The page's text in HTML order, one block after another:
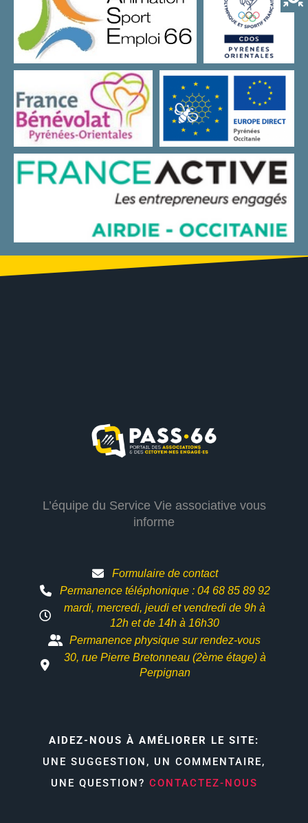
L’équipe du Service Vie associative vous
informe
Formulaire de contact
Permanence téléphonique : 04 68 85 89 92
mardi, mercredi, jeudi et vendredi de 9h à
12h etde 14h à 16h30
Permanence physique sur rendez-vous
30, rue Pierre Bretonneau (2ème étage) à
Perpignan
AIDEZ-NOUS À AMÉLIORER LE SITE:
UNE SUGGESTION, UN COMMENTAIRE,
UNE QUESTION? CONTACTEZ-NOUS